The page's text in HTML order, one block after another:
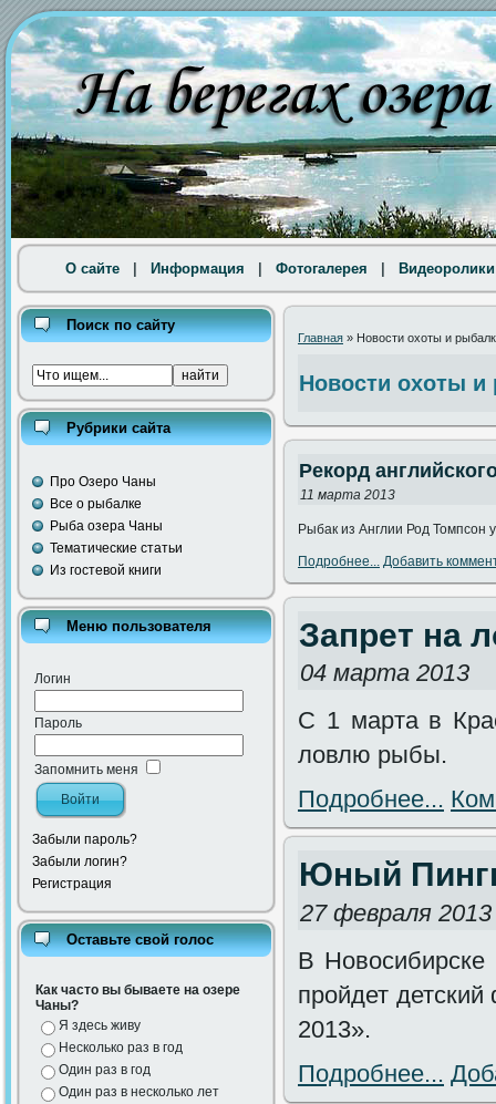
О сайте Информация Фотогалерея Видеоролики
Поиск по сайту
Рубрики сайта
Про Озеро Чаны
Все о рыбалке
Рыба озера Чаны
Тематические статьи
Из гостевой книги
Меню пользователя
Логин
Пароль
Запомнить меня
Забыли пароль?
Забыли логин?
Регистрация
Оставьте свой голос
Как часто вы бываете на озере
Чаны?
Я здесь живу
Несколько раз в год
Один раз в год
Один раз в несколько лет
Главная » Новости охоты и
Новости охоты и
Рекорд
11 марта 2013
Рыбак из Англии Род Томпсон
Подробнее... Добавить
Запрет на
04 марта 2013
С 1 марта в
ловлю рыбы.
Подробнее...
Юный
27 февраля 2013
В
пройдет
2013».
Подробнее...